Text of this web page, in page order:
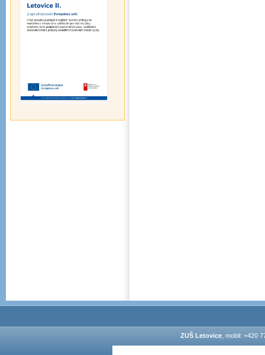
ZUŠ Letovice, mobil: +420